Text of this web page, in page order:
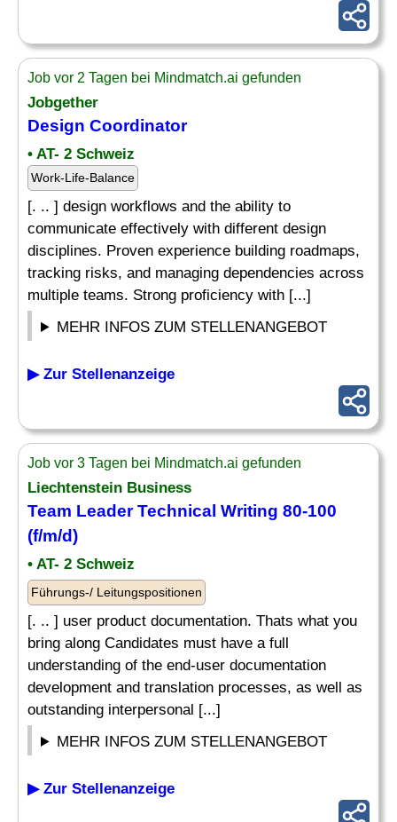
Job vor 2 Tagen bei Mindmatch.ai gefunden
Jobgether
Design Coordinator
• AT- 2 Schweiz
Work-Life-Balance
[. .. ] design workflows and the ability to
communicate effectively with different design
disciplines. Proven experience building roadmaps,
tracking risks, and managing dependencies across
multiple teams. Strong proficiency with [...]
MEHR INFOS ZUM STELLENANGEBOT
▶ Zur Stellenanzeige
Job vor 3 Tagen bei Mindmatch.ai gefunden
Liechtenstein Business
Team Leader Technical Writing 80-100
(f/m/d)
• AT- 2 Schweiz
Führungs-/ Leitungspositionen
[. .. ] user product documentation. Thats what you
bring along Candidates must have a full
understanding of the end-user documentation
development and translation processes, as well as
outstanding interpersonal [...]
MEHR INFOS ZUM STELLENANGEBOT
▶ Zur Stellenanzeige